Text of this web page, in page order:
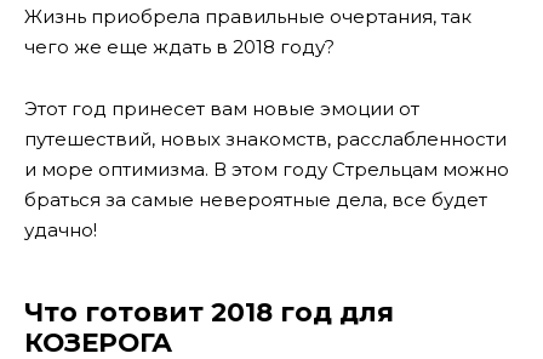
Жизнь приобрела правильные очертания, так
чего же еще ждать в 2018 году?
Этот год принесет вам новые эмоции от
путешествий, новых знакомств, расслабленности
и море оптимизма. В этом году Стрельцам можно
браться за самые невероятные дела, все будет
удачно!
Что готовит 2018 год для
КОЗЕРОГА